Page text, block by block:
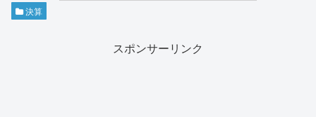
決算
スポンサーリンク